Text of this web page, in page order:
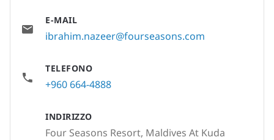
E-MAIL
ibrahim.nazeer@fourseasons.com
TELEFONO
+960 664-4888
INDIRIZZO
Four Seasons Resort, Maldives At Kuda